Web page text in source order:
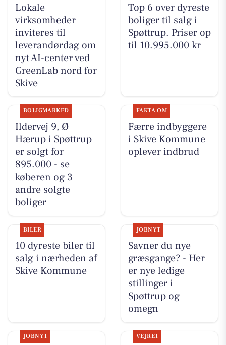
Lokale
virksomheder
inviteres til
leverandørdag om
nyt AI-center ved
GreenLab nord for
Skive
Top 6 over dyreste
boliger til salg i
Spøttrup. Priser op
til 10.995.000 kr
BOLIGMARKED
Ildervej 9, Ø
Hærup i Spøttrup
er solgt for
895.000 - se
køberen og 3
andre solgte
boliger
FAKTA OM
Færre indbyggere
i Skive Kommune
oplever indbrud
BILER
10 dyreste biler til
salg i nærheden af
Skive Kommune
JOBNYT
Savner du nye
græsgange? - Her
er nye ledige
stillinger i
Spøttrup og
omegn
JOBNYT VEJRET